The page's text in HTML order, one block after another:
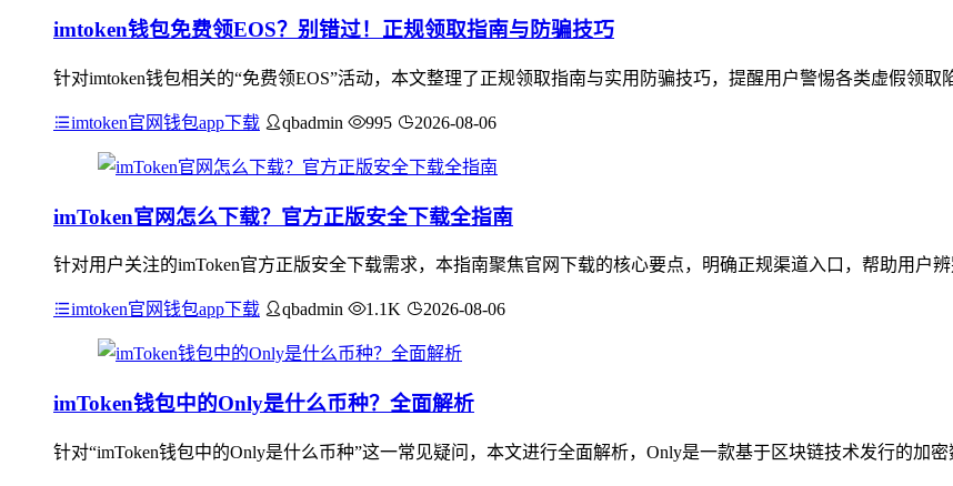
imtoken钱包免费领EOS？别错过！正规领取指南与防骗技巧
针对imtoken钱包相关的“免费领EOS”活动，本文整理了正规领取指南与实用防骗技巧，提醒用户警惕各类虚假领取
imtoken官网钱包app下载 qbadmin 995 2026-08-06
imToken官网怎么下载？官方正版安全下载全指南
针对用户关注的imToken官方正版安全下载需求，本指南聚焦官网下载的核心要点，明确正规渠道入口，帮助用户
imtoken官网钱包app下载 qbadmin 1.1K 2026-08-06
imToken钱包中的Only是什么币种？全面解析
针对“imToken钱包中的Only是什么币种”这一常见疑问，本文进行全面解析，Only是一款基于区块链技术发行的加